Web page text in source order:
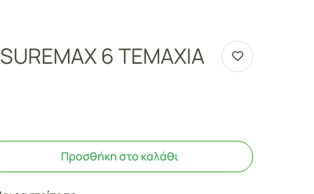
6 ΤΕΜΑΧΙΑ
Προσθήκη στο καλάθι